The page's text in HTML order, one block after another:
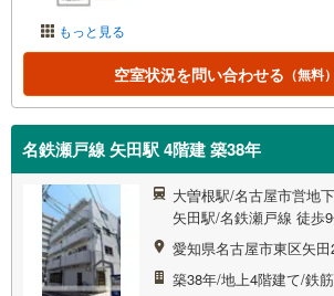
もっと見る
空室状況を問い合わせる （無料）
名鉄瀬戸線 矢田駅 4階建 築38年
大曽根駅/名古屋市営地
矢田駅/名鉄瀬戸線 徒歩
愛知県名古屋市東区矢田
築38年/地上4階建て/鉄